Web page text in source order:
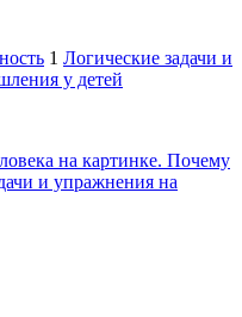
1 Логические задачи и
у детей
на картинке. Почему
и упражнения на